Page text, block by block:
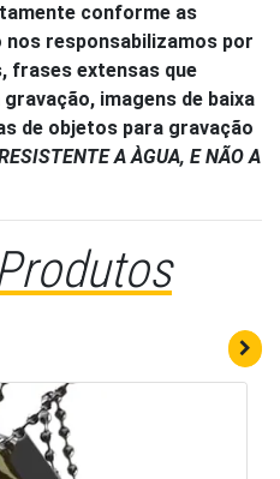
conforme as
nos responsabilizamos por
frases extensas que
imagens de baixa
de objetos para gravação
A ÀGUA, E NÃO A